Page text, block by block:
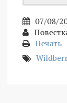
07/08/
Печать